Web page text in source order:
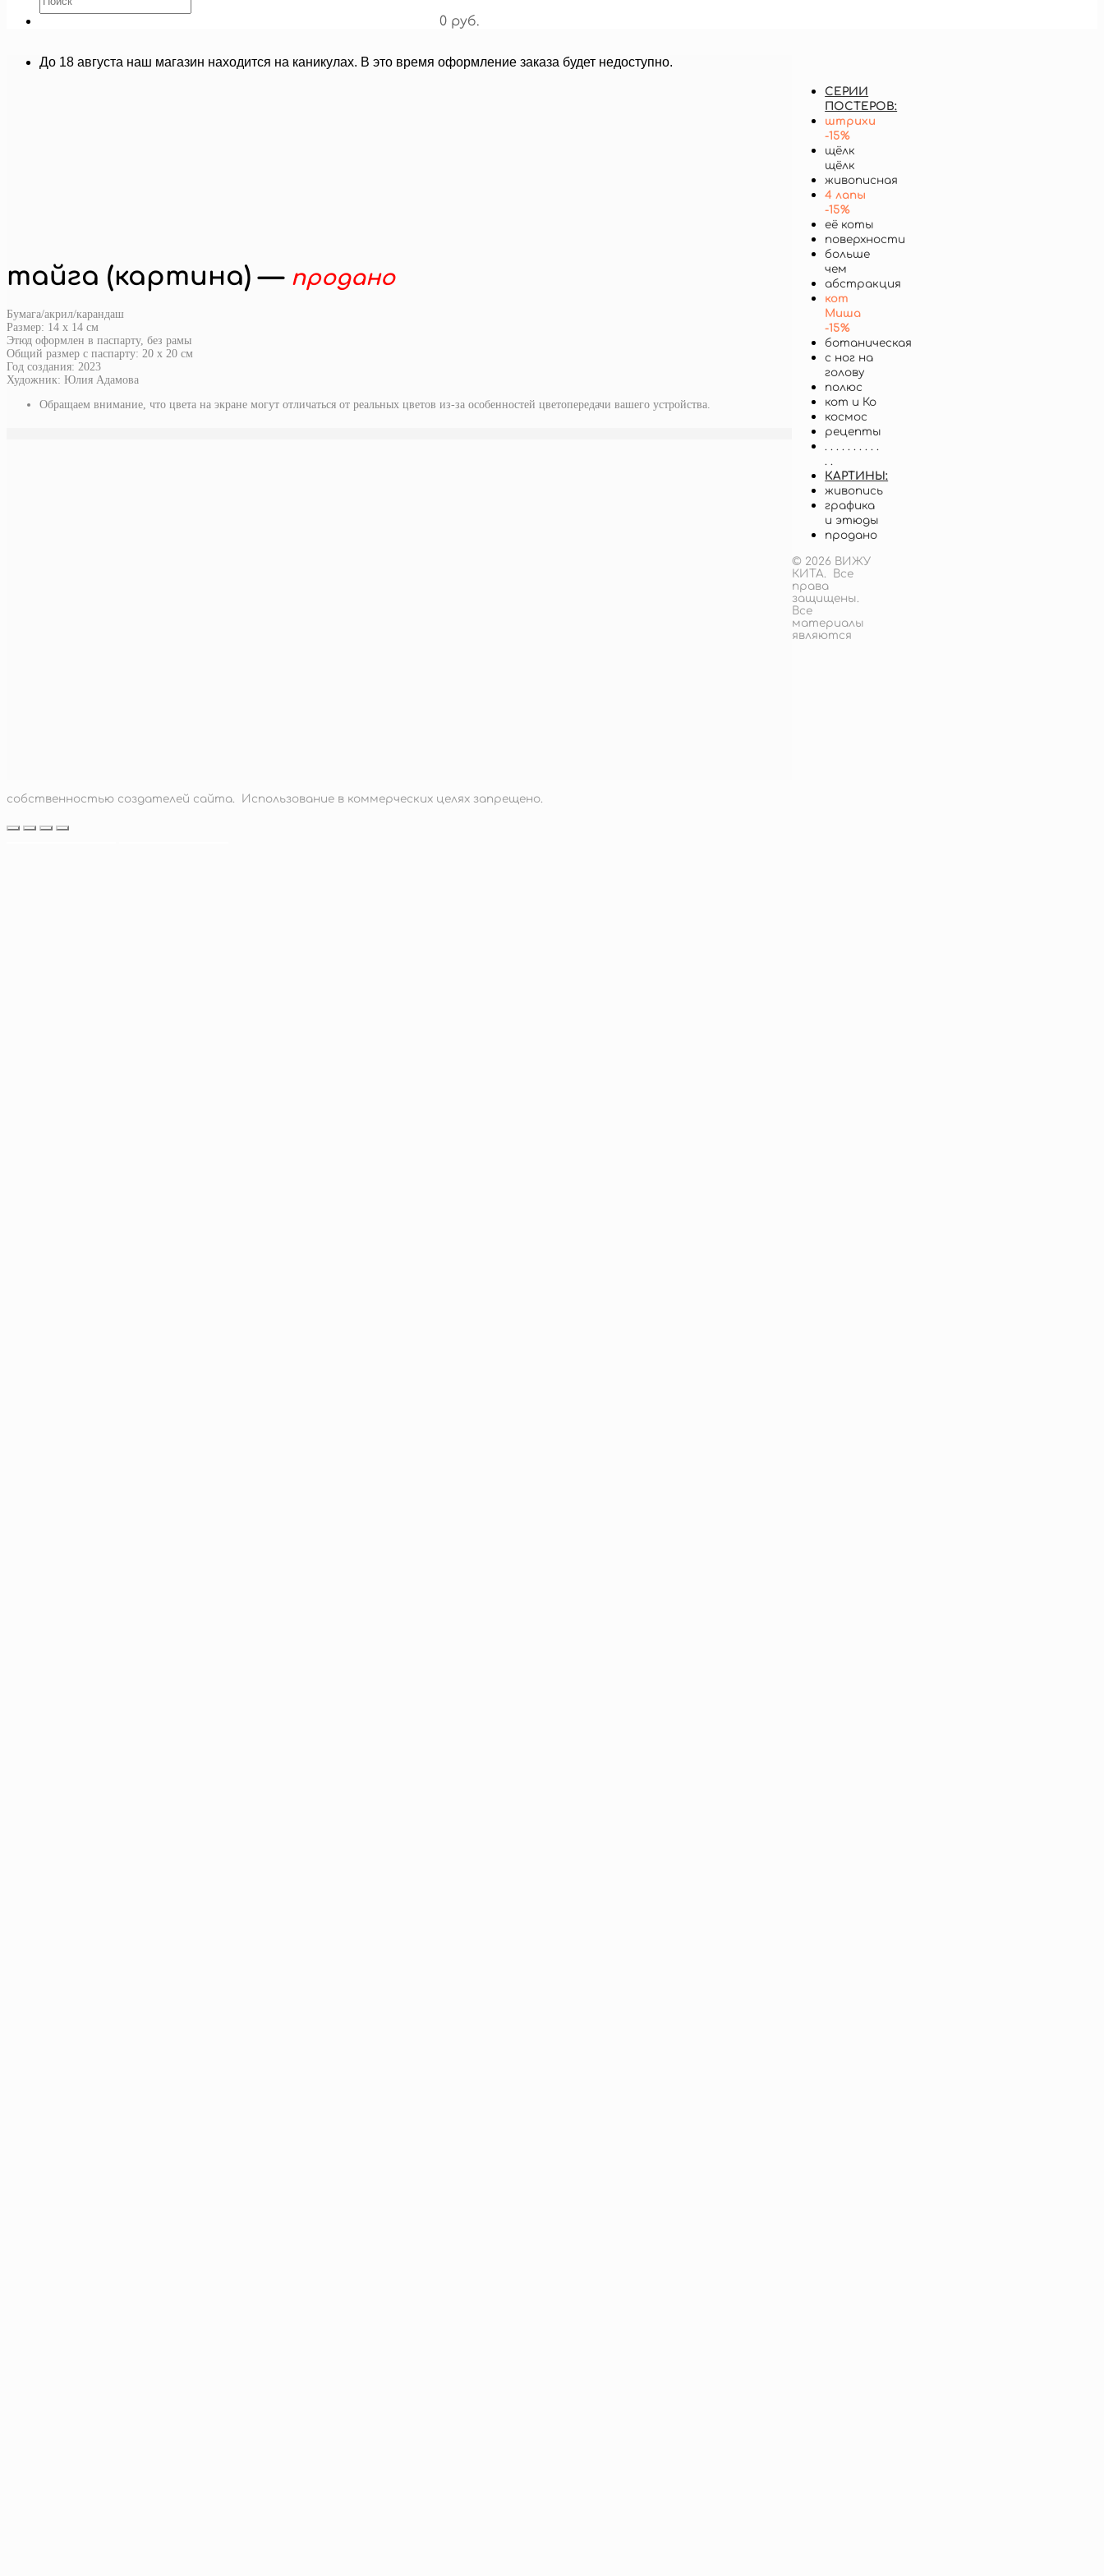
0 руб.
До 18 августа наш магазин находится на каникулах. В это время оформление заказа будет недоступно.
тайга (картина) — продано
Бумага/акрил/карандаш
Размер: 14 х 14 см
Этюд оформлен в паспарту, без рамы
Общий размер с паспарту: 20 х 20 см
Год создания: 2023
Художник: Юлия Адамова
Обращаем внимание, что цвета на экране могут отличаться от реальных цветов из-за особенностей цветопередачи вашего устройства.
СЕРИИ
ПОСТЕРОВ:
штрихи
-15%
щёлк
щёлк
живописная
4 лапы
-15%
её коты
поверхности
больше
чем
абстракция
кот
Миша
-15%
ботаническая
с ног на
голову
полюс
кот и Ко
космос
рецепты
. . . . . . . . . .
. .
КАРТИНЫ:
живопись
графика
и этюды
продано
© 2026 ВИЖУ
КИТА. Все
права
защищены.
Все
материалы
являются
собственностью создателей сайта. Использование в коммерческих целях запрещено.